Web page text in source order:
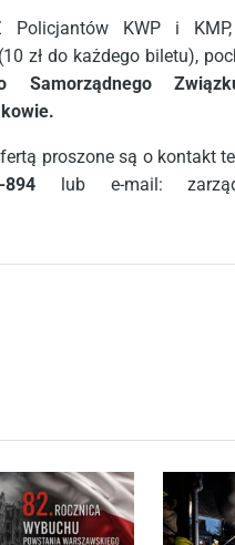
Policjantów KWP i
zł do każdego biletu),
Samorządnego
proszone są o kontakt
894lub e-mail: zarząd-